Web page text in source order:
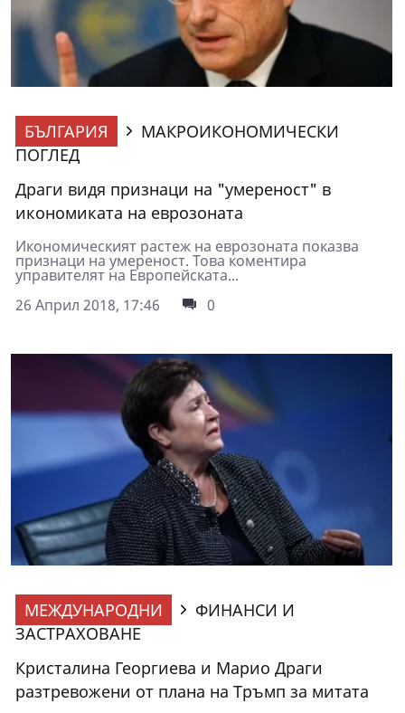
БЪЛГАРИЯ
МАКРОИКОНОМИЧЕСКИ
ПОГЛЕД
Драги видя признаци на "умереност" в
икономиката на еврозоната
Икономическият растеж на еврозоната показва
признаци на умереност. Това коментира
управителят на Европейската...
26 Април 2018, 17:46
0
МЕЖДУНАРОДНИ
ФИНАНСИ И
ЗАСТРАХОВАНЕ
Кристалина Георгиева и Марио Драги
разтревожени от плана на Тръмп за митата